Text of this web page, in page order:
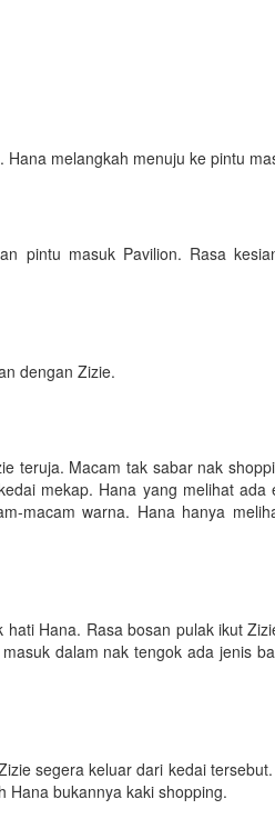
melangkah menuju ke pintu
pintu masuk Pavilion. Rasa
dengan Zizie.
teruja. Macam tak sabar nak
mekap. Hana yang melihat ada
macam warna. Hana hanya
Hana. Rasa bosan pulak ikut
dalam nak tengok ada jenis
segera keluar dari kedai
Hana bukannya kaki shopping.